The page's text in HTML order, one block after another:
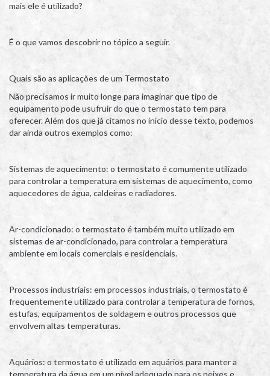
mais ele é utilizado?
É o que vamos descobrir no tópico a seguir.
Quais são as aplicações de um Termostato
Não precisamos ir muito longe para imaginar que tipo de
equipamento pode usufruir do que o termostato tem para
oferecer. Além dos que já citamos no início desse texto, podemos
dar ainda outros exemplos como:
Sistemas de aquecimento: o termostato é comumente utilizado
para controlar a temperatura em sistemas de aquecimento, como
aquecedores de água, caldeiras e radiadores.
Ar-condicionado: o termostato é também muito utilizado em
sistemas de ar-condicionado, para controlar a temperatura
ambiente em locais comerciais e residenciais.
Processos industriais: em processos industriais, o termostato é
frequentemente utilizado para controlar a temperatura de fornos,
estufas, equipamentos de soldagem e outros processos que
envolvem altas temperaturas.
Aquários: o termostato é utilizado em aquários para manter a
temperatura da água em um nível adequado para os peixes e